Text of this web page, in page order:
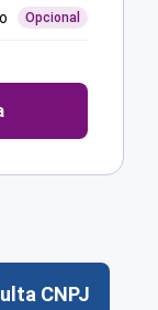
Opcional
CNPJ